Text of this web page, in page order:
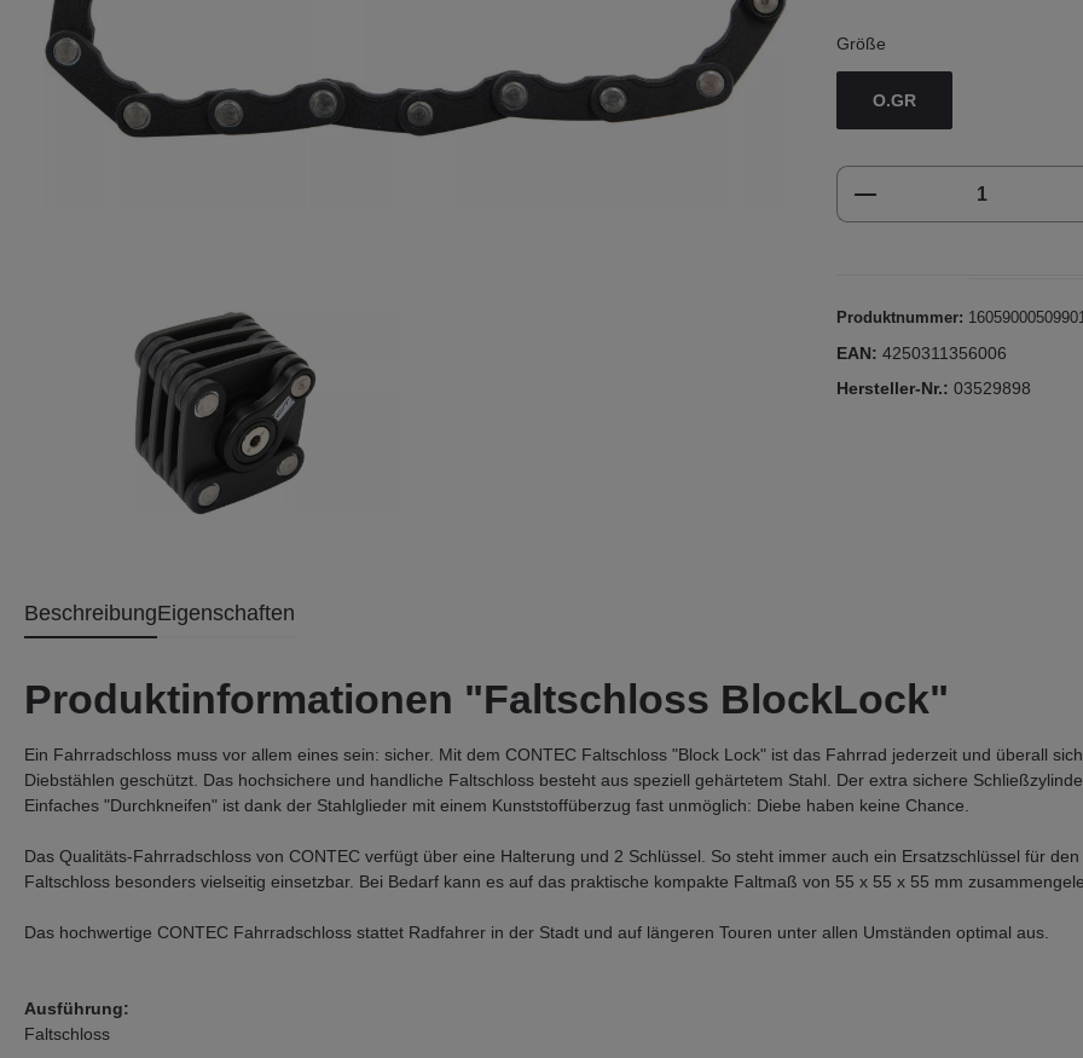
Größe
O.GR
Produkt Anzahl:
Produktnummer:
EAN: 4250311356006
Hersteller-Nr.: 03529898
BeschreibungEigenschaften
Produktinformationen "Faltschloss BlockLock"
Ein Fahrradschloss muss vor allem eines sein: sicher. Mit dem CONTEC Faltschloss "Block Lock" ist das Fahrrad jederzeit und überall
Diebstählen geschützt. Das hochsichere und handliche Faltschloss besteht aus speziell gehärtetem Stahl. Der extra sichere
Einfaches "Durchkneifen" ist dank der Stahlglieder mit einem Kunststoffüberzug fast unmöglich: Diebe haben keine Chance.
Das Qualitäts-Fahrradschloss von CONTEC verfügt über eine Halterung und 2 Schlüssel. So steht immer auch ein Ersatzschlüssel für
Faltschloss besonders vielseitig einsetzbar. Bei Bedarf kann es auf das praktische kompakte Faltmaß von 55 x 55 x 55 mm
Das hochwertige CONTEC Fahrradschloss stattet Radfahrer in der Stadt und auf längeren Touren unter allen Umständen optimal aus.
Ausführung:
Faltschloss